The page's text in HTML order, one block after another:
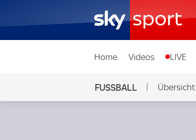
Home Videos LIVE
FUSSBALL Übersicht